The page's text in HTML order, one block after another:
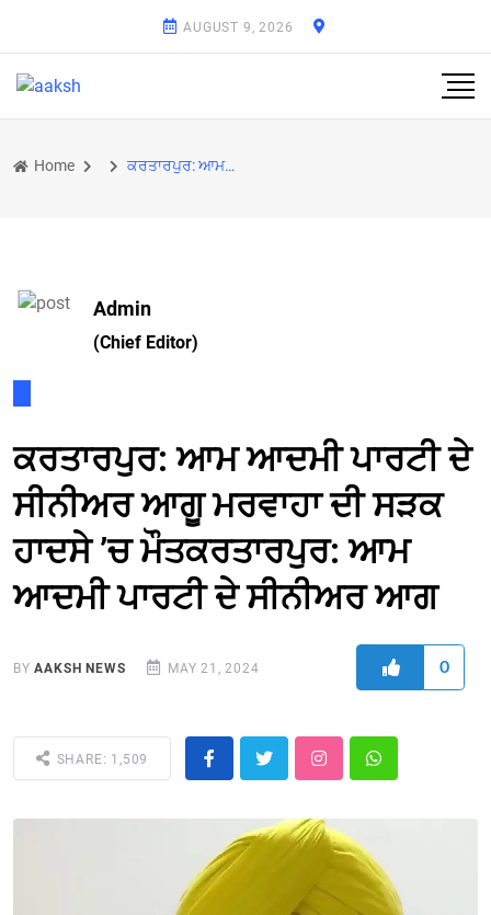
AUGUST 9, 2026
Home ਕਰਤਾਰਪੁਰ: ਆਮ ਆਦਮੀ ਪਾਰਟੀ ਦੇ ਸੀਨੀਅਰ ਆਗੂ ਮਰਵਾਹਾ ਦੀ ਸੜਕ ਹਾਦਸੇ ’ਚ ਮੌਤਕਰਤਾਰਪੁਰ: ਆਮ ਆਦਮੀ ਪਾਰਟੀ ਦੇ ਸੀਨੀਅਰ ਆਗ
Admin
(Chief Editor)
ਕਰਤਾਰਪੁਰ: ਆਮ ਆਦਮੀ ਪਾਰਟੀ ਦੇ
ਸੀਨੀਅਰ ਆਗੂ ਮਰਵਾਹਾ ਦੀ ਸੜਕ
ਹਾਦਸੇ ’ਚ ਮੌਤਕਰਤਾਰਪੁਰ: ਆਮ
ਆਦਮੀ ਪਾਰਟੀ ਦੇ ਸੀਨੀਅਰ ਆਗ
BYAAKSH NEWS MAY 21, 2024 0
SHARE: 1,509